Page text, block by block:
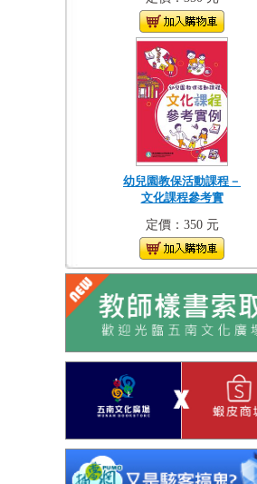
幼兒園教保活動課程－
文化課程參考實
定價：350 元